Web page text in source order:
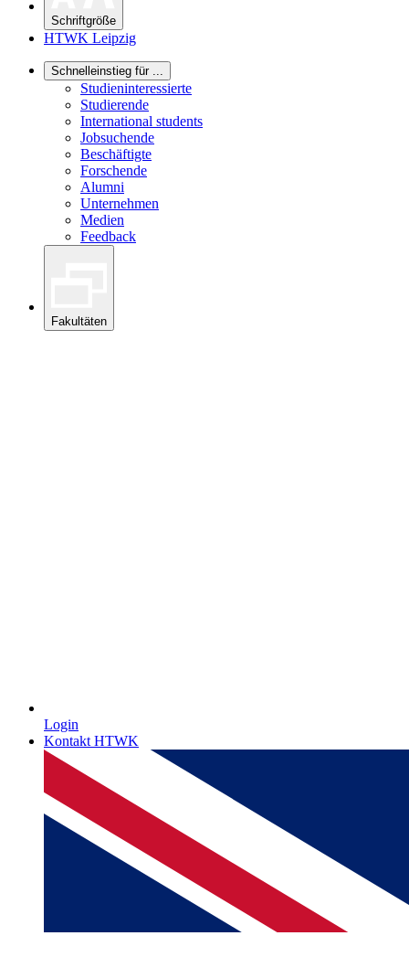
Schriftgröße
HTWK Leipzig
Schnelleinstieg für ...
Studieninteressierte
Studierende
International students
Jobsuchende
Beschäftigte
Forschende
Alumni
Unternehmen
Medien
Feedback
Fakultäten
Login
Kontakt HTWK